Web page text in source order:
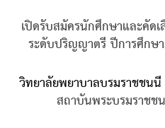
เปิดรับสมัครนักศึกษาและคัด
ระดับปริญญาตรี ปีการศึก
วิทยาลัยพยาบาลบรมราชชน
สถาบันพระบรมราช